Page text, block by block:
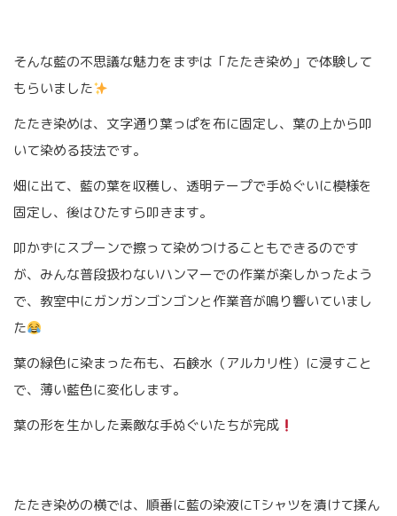
そんな藍の不思議な魅力をまずは「たたき染め」で体験して
もらいました
たたき染めは、文字通り葉っぱを布に固定し、葉の上から叩
いて染める技法です。
畑に出て、藍の葉を収穫し、透明テープで手ぬぐいに模様を
固定し、後はひたすら叩きます。
叩かずにスプーンで擦って染めつけることもできるのです
が、みんな普段扱わないハンマーでの作業が楽しかったよう
で、教室中にガンガンゴンゴンと作業音が鳴り響いていまし
た
葉の緑色に染まった布も、石鹸水（アルカリ性）に浸すこと
で、薄い藍色に変化します。
葉の形を生かした素敵な手ぬぐいたちが完成
たたき染めの横では、順番に藍の染液にTシャツを漬けて揉ん